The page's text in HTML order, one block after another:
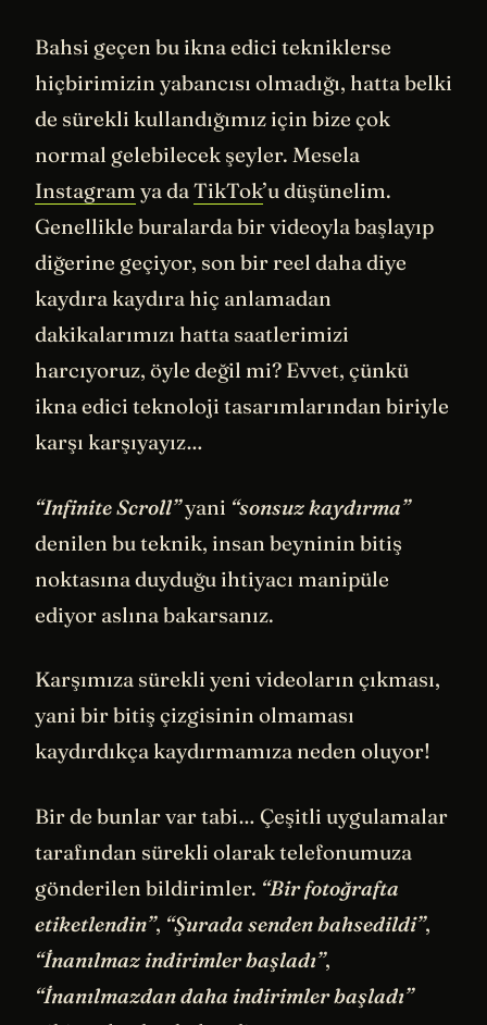
Bahsi geçen bu ikna edici tekniklerse
hiçbirimizin yabancısı olmadığı, hatta belki
de sürekli kullandığımız için bize çok
normal gelebilecek şeyler. Mesela
Instagram ya daTikTok’u düşünelim.
Genellikle buralarda bir videoyla başlayıp
diğerine geçiyor, son bir reel daha diye
kaydıra kaydıra hiç anlamadan
dakikalarımızı hatta saatlerimizi
harcıyoruz, öyle değil mi? Evvet, çünkü
ikna edici teknoloji tasarımlarından biriyle
karşı karşıyayız…
“Infinite Scroll”yani “sonsuz kaydırma”
denilen bu teknik, insan beyninin bitiş
noktasına duyduğu ihtiyacı manipüle
ediyor aslına bakarsanız.
Karşımıza sürekli yeni videoların çıkması,
yani bir bitiş çizgisinin olmaması
kaydırdıkça kaydırmamıza neden oluyor!
Bir de bunlar var tabi… Çeşitli uygulamalar
tarafından sürekli olarak telefonumuza
gönderilen bildirimler. “Bir fotoğrafta
etiketlendin”, “Şurada senden bahsedildi”,
“İnanılmaz indirimler başladı”,
“İnanılmazdan daha indirimler başladı”